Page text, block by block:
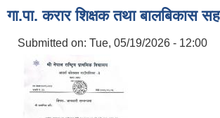
गा.पा. करार शिक्षक तथा बालबिकास
Submitted on: Tue, 05/19/2026 - 12:00